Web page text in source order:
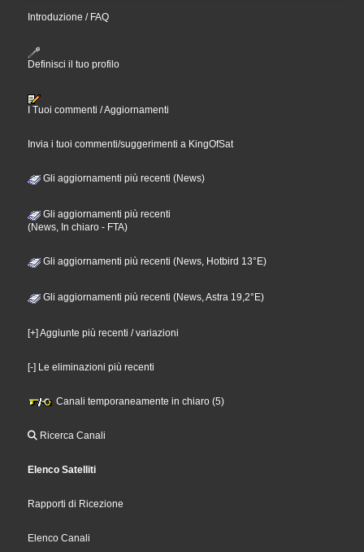
Introduzione / FAQ
Definisci il tuo profilo
I Tuoi commenti / Aggiornamenti
Invia i tuoi commenti/suggerimenti a KingOfSat
Gli aggiornamenti più recenti (News)
Gli aggiornamenti più recenti
(News, In chiaro - FTA)
Gli aggiornamenti più recenti (News, Hotbird 13°E)
Gli aggiornamenti più recenti (News, Astra 19,2°E)
[+] Aggiunte più recenti / variazioni
[-] Le eliminazioni più recenti
Canali temporaneamente in chiaro (5)
Ricerca Canali
Elenco Satelliti
Rapporti di Ricezione
Elenco Canali